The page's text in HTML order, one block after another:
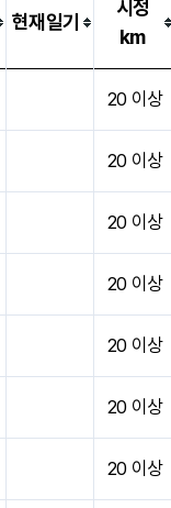
현재일기
시정
km
20 이상
20 이상
20 이상
20 이상
20 이상
20 이상
20 이상